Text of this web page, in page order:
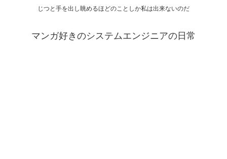
じつと手を出し眺めるほどのことしか私は出来ないのだ
マンガ好きのシステムエンジニアの日常